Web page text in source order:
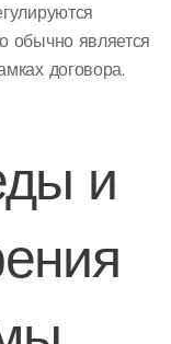
обычно является
договора.
и